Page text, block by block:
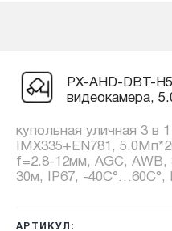
PX-AHD-DBT-
видеокамера,
купольная уличная 3 в
IMX335+EN781,
f=2.8-12мм, AGC, AWB,
30м, IP67, -40C°…60C°,
АРТИКУЛ: